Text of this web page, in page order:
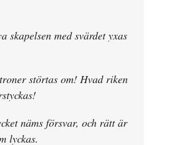
skapelsen med svärdet yxas
störtas om! Hvad riken
näms försvar, och rätt är
lyckas.